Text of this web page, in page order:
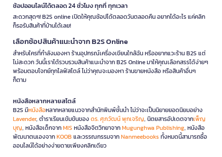
ช้อปออนไลน์ได้ตลอด 24 ชั่วโมง ทุกที่ ทุกเวลา
สะดวกสุดๆ! B2S online เปิดให้คุณช้อปได้ตลอดวันตลอดคืน อยากได้อะไร แค่คลิก
ก็รอรับสินค้าที่บ้านได้เลย!
เลือกช้อปสินค้าแนะนำจาก B2S Online
สำหรับใครที่กำลังมองหา ร้านอุปกรณ์เครื่องเขียนใกล้ฉัน หรืออยากแวะร้าน B2S แต่
ไม่สะดวก วันนี้เราได้รวบรวมสินค้าแนะนำจาก B2S Online มาให้คุณเลือกสรรได้ง่ายๆ
พร้อมตอบโจทย์ทุกไลฟ์สไตล์ ไม่ว่าคุณจะมองหา ร้านขายหนังสือ หรือสินค้าอื่นๆ
ก็ตาม
หนังสือหลากหลายสไตล์
B2S มีหนังสือหลากหลายแนวจากสำนักพิมพ์ชั้นนำ ไม่ว่าจะเป็นนิยายยอดนิยมอย่าง
Lavender, ตำราเรียนเข้มข้นของดร. ศุภวัฒน์ พุกเจริญ, นิตยสารอัปเดตจากเพ็ญ
บุญ, หนังสือเด็กจากMIS หนังสือจิตวิทยาจากMugunghwa Publishing, หนังสือ
พัฒนาตนเองจากKOOB และวรรณกรรมจากNanmeebooks ทั้งหมดนี้สามารถซื้อ
ออนไลน์ได้อย่างง่ายดายเพียงคลิกเดียว